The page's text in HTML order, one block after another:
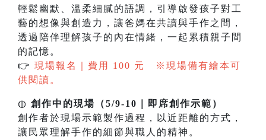
輕鬆幽默、溫柔細膩的語調，引導啟發孩子對工
藝的想像與創造力，讓爸媽在共讀與手作之間，
透過陪伴理解孩子的內在情緒，一起累積親子間
的記憶。
👉 現場報名｜費用 100 元 ※現場備有繪本可
供閱讀。
◍ 創作中的現場（5/9-10｜即席創作示範）
創作者於現場示範製作過程，以近距離的方式，
讓民眾理解手作的細節與職人的精神。